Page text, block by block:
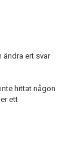
ändra ert svar
hittat någon
ett